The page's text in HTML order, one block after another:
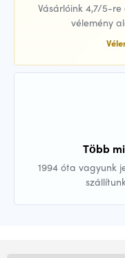
Vásárlóink 4,7/5-
vélemény
Több
1994 óta vagyunk